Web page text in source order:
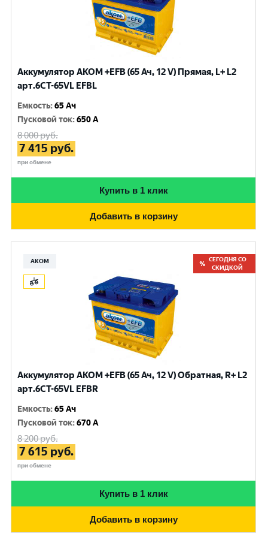
Аккумулятор AKOM +EFB (65 Ач, 12 V) Прямая, L+ L2
арт.6СТ-65VL EFBL
Емкость:65 Ач
Пусковой ток:650 A
8 000руб.
7 415 руб.
при обмене
Купить в 1 клик
Добавить в корзину
АКОМ
СЕГОДНЯ СО
СКИДКОЙ
Аккумулятор AKOM +EFB (65 Ач, 12 V) Обратная, R+ L2
арт.6CT-65VL EFBR
Емкость:65 Ач
Пусковой ток:670 A
8 200руб.
7 615 руб.
при обмене
Купить в 1 клик
Добавить в корзину